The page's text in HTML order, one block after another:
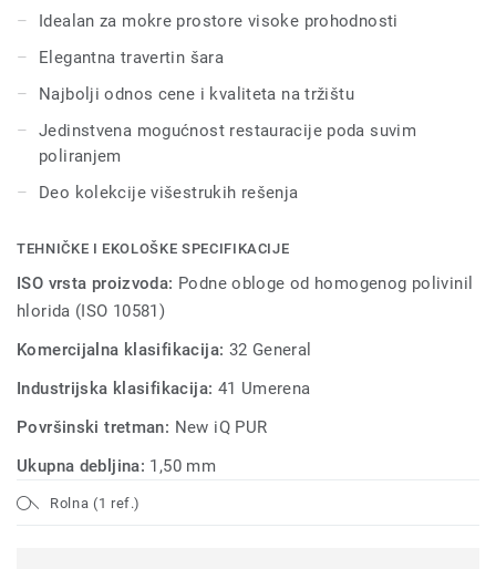
Nema potrebe za voskiranjem, jednostavno suvo poliranje
je dovoljno da se povrati prvobitan izgled poda. Njegovih
10 boja se uklapa sa drugim proizvodima i dodacima iz
grupe iQ Optima integrisanih rešenja.
Idealan za mokre prostore visoke prohodnosti
Elegantna travertin šara
Najbolji odnos cene i kvaliteta na tržištu
Jedinstvena mogućnost restauracije poda suvim
poliranjem
Deo kolekcije višestrukih rešenja
TEHNIČKE I EKOLOŠKE SPECIFIKACIJE
ISO vrsta proizvoda: Podne obloge od homogenog polivinil
hlorida (ISO 10581)
Komercijalna klasifikacija: 32 General
Industrijska klasifikacija: 41 Umerena
Površinski tretman: New iQ PUR
Ukupna debljina: 1,50 mm
Rolna (1 ref.)